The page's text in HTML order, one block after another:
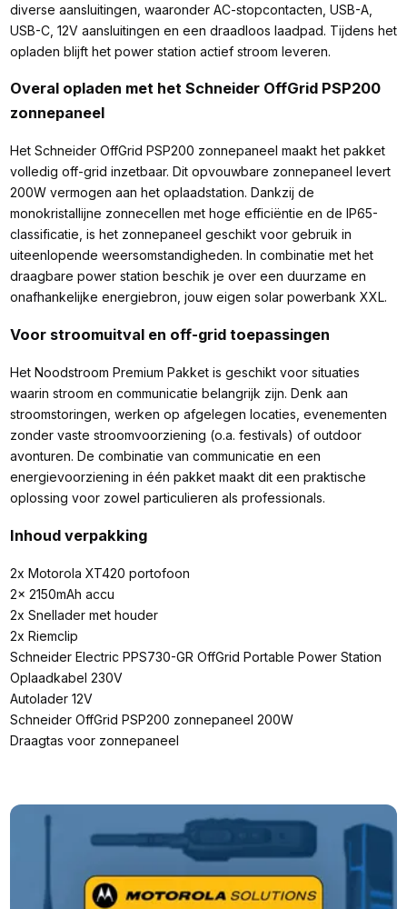
diverse aansluitingen, waaronder AC-stopcontacten, USB-A,
USB-C, 12V aansluitingen en een draadloos laadpad. Tijdens het
opladen blijft het power station actief stroom leveren.
Overal opladen met het Schneider OffGrid PSP200
zonnepaneel
Het Schneider OffGrid PSP200 zonnepaneel maakt het pakket
volledig off-grid inzetbaar. Dit opvouwbare zonnepaneel levert
200W vermogen aan het oplaadstation. Dankzij de
monokristallijne zonnecellen met hoge efficiëntie en de IP65-
classificatie, is het zonnepaneel geschikt voor gebruik in
uiteenlopende weersomstandigheden. In combinatie met het
draagbare power station beschik je over een duurzame en
onafhankelijke energiebron, jouw eigen solar powerbank XXL.
Voor stroomuitval en off-grid toepassingen
Het Noodstroom Premium Pakket is geschikt voor situaties
waarin stroom en communicatie belangrijk zijn. Denk aan
stroomstoringen, werken op afgelegen locaties, evenementen
zonder vaste stroomvoorziening (o.a. festivals) of outdoor
avonturen. De combinatie van communicatie en een
energievoorziening in één pakket maakt dit een praktische
oplossing voor zowel particulieren als professionals.
Inhoud verpakking
2x Motorola XT420 portofoon
2x 2150mAh accu
2x Snellader met houder
2x Riemclip
Schneider Electric PPS730-GR OffGrid Portable Power Station
Oplaadkabel 230V
Autolader 12V
Schneider OffGrid PSP200 zonnepaneel 200W
Draagtas voor zonnepaneel